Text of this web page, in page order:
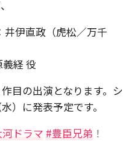
井伊直政（虎松／万千
経 役
目の出演となります。シ
）に発表予定です。
ドラマ #豊臣兄弟 ！